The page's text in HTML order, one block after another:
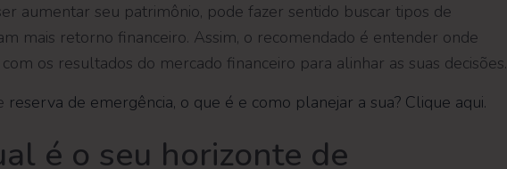
aumentar seu patrimônio, pode fazer sentido buscar tipos de
mais retorno financeiro. Assim, o recomendado é entender onde
os resultados do mercado financeiro para alinhar as suas decisões.
reserva de emergência, o que é e como planejar a sua? Clique aqui.
é o seu horizonte de